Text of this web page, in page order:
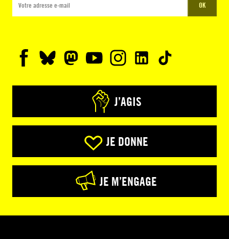
OK
J’AGIS
JE DONNE
JE M’ENGAGE